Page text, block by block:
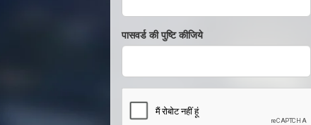
पासवर्ड की पुष्टि कीजिये